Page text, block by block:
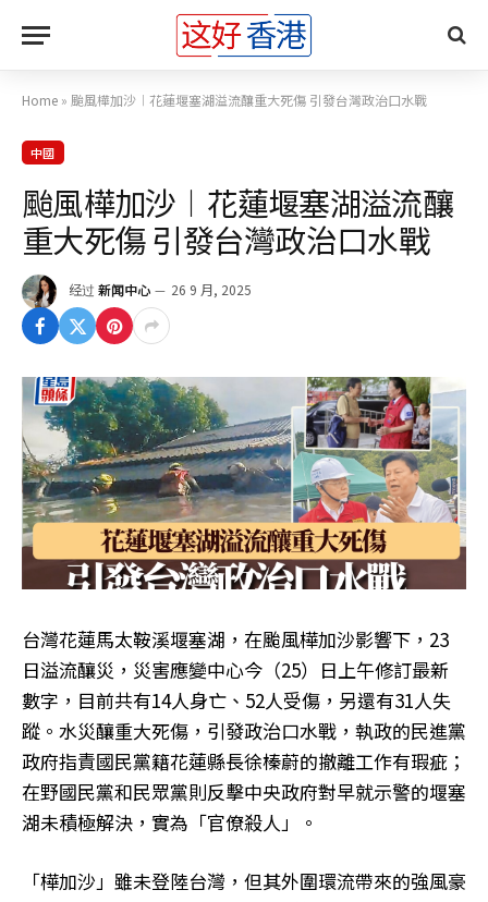
Home » 颱風樺加沙︱花蓮堰塞湖溢流釀重大死傷 引發台灣政治口水戰
中國
颱風樺加沙︱花蓮堰塞湖溢流釀
重大死傷 引發台灣政治口水戰
经过 新闻中心 26 9 月, 2025
台灣花蓮馬太鞍溪堰塞湖，在颱風樺加沙影響下，23
日溢流釀災，災害應變中心今（25）日上午修訂最新
數字，目前共有14人身亡、52人受傷，另還有31人失
蹤。水災釀重大死傷，引發政治口水戰，執政的民進黨
政府指責國民黨籍花蓮縣長徐榛蔚的撤離工作有瑕疵；
在野國民黨和民眾黨則反擊中央政府對早就示警的堰塞
湖未積極解決，實為「官僚殺人」。
「樺加沙」雖未登陸台灣，但其外圍環流帶來的強風豪